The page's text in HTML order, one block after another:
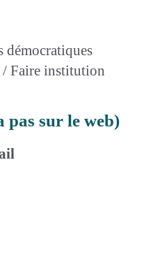
démocratiques
/ Faire institution
sur le web)